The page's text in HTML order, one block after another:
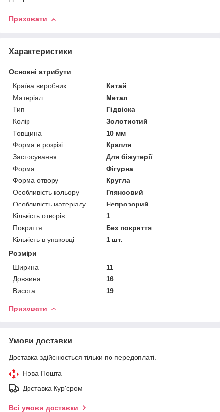
Приховати
Характеристики
Основні атрибути
Країна виробник
Китай
Матеріал
Метал
Тип
Підвіска
Колір
Золотистий
Товщина
10 мм
Форма в розрізі
Крапля
Застосування
Для біжутерії
Форма
Фігурна
Форма отвору
Кругла
Особливість кольору
Глянсовий
Особливість матеріалу
Непрозорий
Кількість отворів
1
Покриття
Без покриття
Кількість в упаковці
1 шт.
Розміри
Ширина
11
Довжина
16
Висота
19
Приховати
Умови доставки
Доставка здійснюється тільки по передоплаті.
Нова Пошта
Доставка Кур'єром
Всі умови доставки